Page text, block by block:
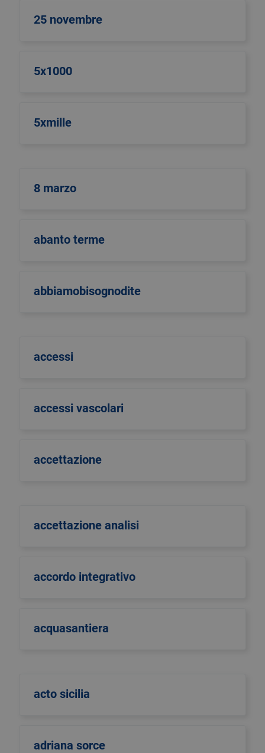
25 novembre
5x1000
5xmille
8 marzo
abanto terme
abbiamobisognodite
accessi
accessi vascolari
accettazione
accettazione analisi
accordo integrativo
acquasantiera
acto sicilia
adriana sorce